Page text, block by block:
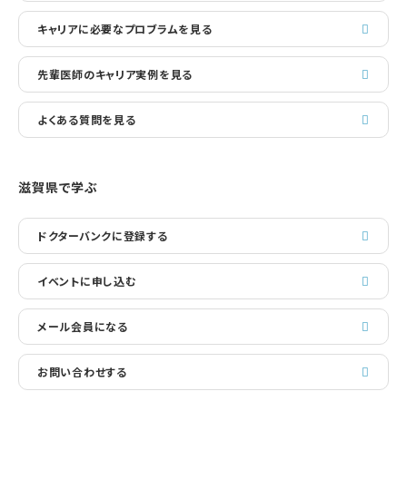
キャリアに必要なプロブラムを見る
先輩医師のキャリア実例を見る
よくある質問を見る
滋賀県で学ぶ
ドクターバンクに登録する
イベントに申し込む
メール会員になる
お問い合わせする